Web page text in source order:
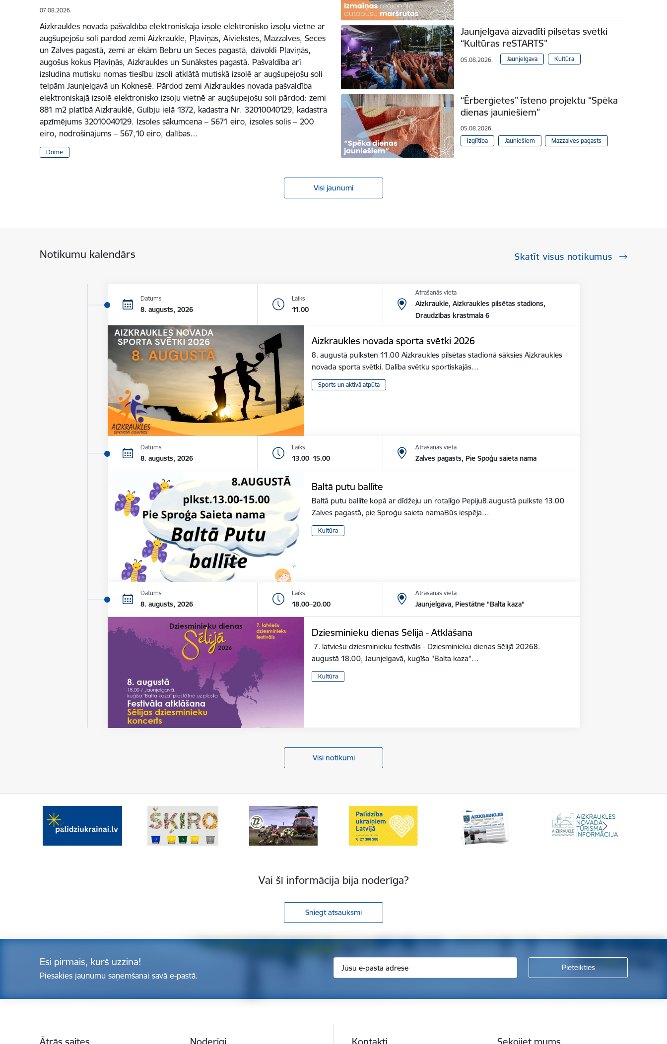
07.08.2026.
Aizkraukles novada pašvaldība elektroniskajā izsolē elektronisko izsoļu vietnē ar
augšupejošu soli pārdod zemi Aizkrauklē, Pļaviņās, Aiviekstes, Mazzalves, Seces
un Zalves pagastā, zemi ar ēkām Bebru un Seces pagastā, dzīvokli Pļaviņās,
augošus kokus Pļaviņās, Aizkraukles un Sunākstes pagastā. Pašvaldība arī
izsludina mutisku nomas tiesību izsoli atklātā mutiskā izsolē ar augšupejošu soli
telpām Jaunjelgavā un Koknesē. Pārdod zemi Aizkraukles novada pašvaldība
elektroniskajā izsolē elektronisko izsoļu vietnē ar augšupejošu soli pārdod: zemi
881 m2 platībā Aizkrauklē, Gulbju ielā 1372, kadastra Nr. 32010040129, kadastra
apzīmējums 32010040129. Izsoles sākumcena – 5671 eiro, izsoles solis – 200
eiro, nodrošinājums – 567,10 eiro, dalības…
Dome
Jaunjelgavā aizvadīti pilsētas svētki
“Kultūras reSTARTS”
05.08.2026. Jaunjelgava Kultūra
“Ērberģietes” īsteno projektu “Spēka
dienas jauniešiem”
05.08.2026.
Izglītība
Jauniešiem Mazzalves pagasts
Visi jaunumi
Notikumu kalendārs Skatīt visus notikumus
Datums
8. augusts, 2026
Laiks
11.00
Atrašanās vieta
Aizkraukle, Aizkraukles pilsētas stadions,
Draudzības krastmala 6
Aizkraukles novada sporta svētki 2026
8. augustā pulksten 11.00 Aizkraukles pilsētas stadionā sāksies Aizkraukles
novada sporta svētki. Dalība svētku sportiskajās…
Sports un aktīvā atpūta
Datums
8. augusts, 2026
Laiks
13.00–15.00
Atrašanās vieta
Zalves pagasts, Pie Spoģu saieta nama
Baltā putu ballīte
Baltā putu ballīte kopā ar dīdžeju un rotaļīgo Pepiju8.augustā pulkste 13.00
Zalves pagastā, pie Sproģu saieta namaBūs iespēja…
Kultūra
Datums
8. augusts, 2026
Laiks
18.00–20.00
Atrašanās vieta
Jaunjelgava, Piestātne "Balta kaza"
Dziesminieku dienas Sēlijā - Atklāšana
7. latviešu dziesminieku festivāls - ​Dziesminieku dienas Sēlijā 20268.
augustā 18.00, Jaunjelgavā, kuģīša "Balta kaza"…
Kultūra
Visi notikumi
Vai šī informācija bija noderīga?
Sniegt atsauksmi
Esi pirmais, kurš uzzina!
Piesakies jaunumu saņemšanai savā e-pastā.
Ātrās saites Noderīgi Kontakti Sekojiet mums